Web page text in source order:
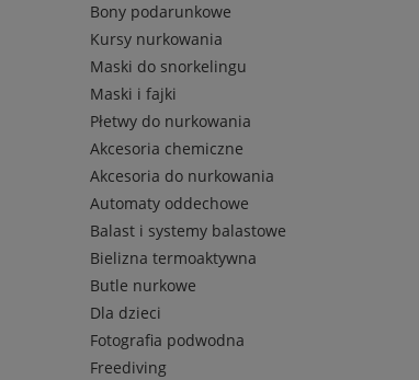
Bony podarunkowe
Kursy nurkowania
Maski do snorkelingu
Maski i fajki
Płetwy do nurkowania
Akcesoria chemiczne
Akcesoria do nurkowania
Automaty oddechowe
Balast i systemy balastowe
Bielizna termoaktywna
Butle nurkowe
Dla dzieci
Fotografia podwodna
Freediving